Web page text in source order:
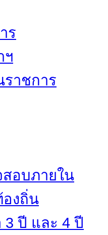
ร
ฯ
าชการ
อบภายใน
งถิ่น
ปี และ 4 ปี